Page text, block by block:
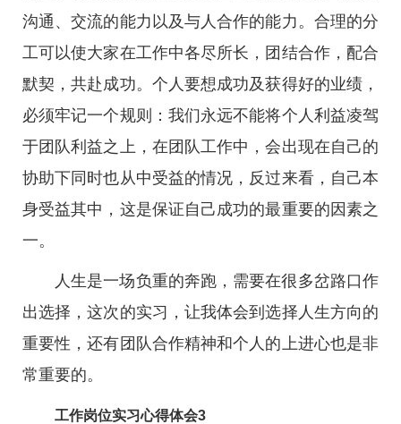
沟通、交流的能力以及与人合作的能力。合理的分
工可以使大家在工作中各尽所长，团结合作，配合
默契，共赴成功。个人要想成功及获得好的业绩，
必须牢记一个规则：我们永远不能将个人利益凌驾
于团队利益之上，在团队工作中，会出现在自己的
协助下同时也从中受益的情况，反过来看，自己本
身受益其中，这是保证自己成功的最重要的因素之
一。
人生是一场负重的奔跑，需要在很多岔路口作
出选择，这次的实习，让我体会到选择人生方向的
重要性，还有团队合作精神和个人的上进心也是非
常重要的。
工作岗位实习心得体会3